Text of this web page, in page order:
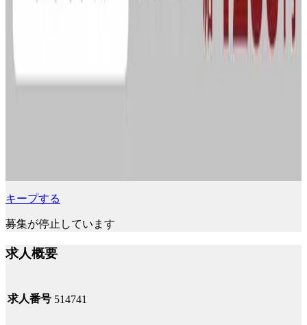
キープする
募集が停止しています
求人概要
求人番号 514741